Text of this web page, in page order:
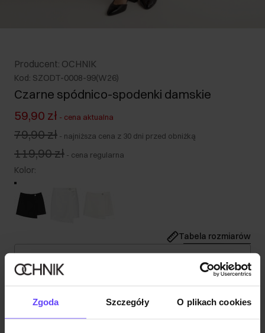
Zgoda Szczegóły O plikach cookies
Producent: OCHNIK
Kod: SZODT-0008-99(W26)
Czarne spódnico-spodenki damskie
59,90 zł - cena aktualna
79,90 zł - najniższa cena z 30 dni przed obniżką
119,90 zł - cena regularna
Kolor:
Tabela rozmiarów
Nasza modelka ma 176 cm wzrostu i nosi rozmiar S.
Wysyłka w 1 dzień roboczy
Opis produktu